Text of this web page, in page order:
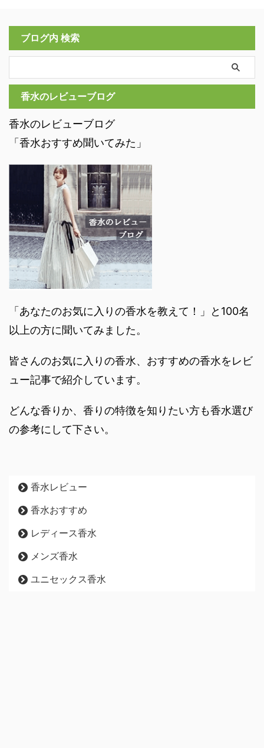
ブログ内 検索
香水のレビューブログ
香水のレビューブログ
「香水おすすめ聞いてみた」
「あなたのお気に入りの香水を教えて！」と100名
以上の方に聞いてみました。
皆さんのお気に入りの香水、おすすめの香水をレビ
ュー記事で紹介しています。
どんな香りか、香りの特徴を知りたい方も香水選び
の参考にして下さい。
香水レビュー
香水おすすめ
レディース香水
メンズ香水
ユニセックス香水